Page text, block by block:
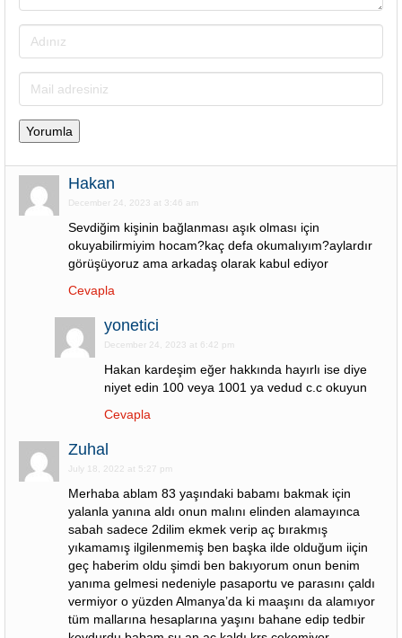
Hakan
December 24, 2023 at 3:46 am
Sevdiğim kişinin bağlanması aşık olması için
okuyabilirmiyim hocam?kaç defa okumalıyım?aylardır
görüşüyoruz ama arkadaş olarak kabul ediyor
Cevapla
yonetici
December 24, 2023 at 6:42 pm
Hakan kardeşim eğer hakkında hayırlı ise diye
niyet edin 100 veya 1001 ya vedud c.c okuyun
Cevapla
Zuhal
July 18, 2022 at 5:27 pm
Merhaba ablam 83 yaşındaki babamı bakmak için
yalanla yanına aldı onun malını elinden alamayınca
sabah sadece 2dilim ekmek verip aç bırakmış
yıkamamış ilgilenmemiş ben başka ilde olduğum iiçin
geç haberim oldu şimdi ben bakıyorum onun benim
yanıma gelmesi nedeniyle pasaportu ve parasını çaldı
vermiyor o yüzden Almanya’da ki maaşını da alamıyor
tüm mallarına hesaplarına yaşını bahane edip tedbir